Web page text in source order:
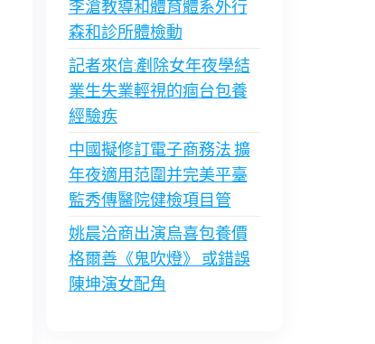
李滄教導和體育體系外行
森和診所體檢動
記者來信:剷除女年夜學結
業生失業輕視的痼台包養
經驗疾
中國擬修訂電子商務法 擴
年夜適用范圍并完美平臺
監秀傳醫院健檢項目管
姚晨洽商出演烏喜包養價
格爾善《鬼吹燈》 或錯誤
陳坤演女配角